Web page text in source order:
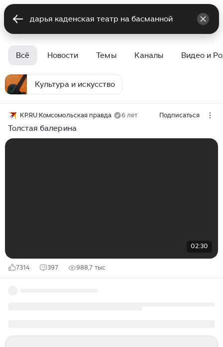
Всё Новости Темы Каналы Видео и
Культура и искусство
KP.RU:Комсомольская правда 6 лет Подписаться
Толстая балерина
02:30
7314 397 988,7 тыс